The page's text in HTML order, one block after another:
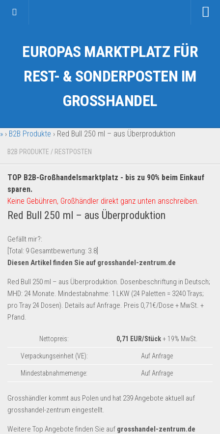
Kategorien
Auto & Motorrad
Fahrzeuge & Transport
Garten & Werkzeug
Geschäft, Büro & Schreibwaren
Geschenkartikel
Handy und Smartphone
Kosmetik & Pflege
Multimedia & Elektro
Münzen
Spielzeug & Games
Schuhe & Accessoires
Wohnen & Einrichten
Restposten-Angebote
Restposten für Privatpersonen
eBay Restposten kaufen
Sonderposten-Angebote
Saison & Eventprodkte
EUROPAS MARKTPLATZ FÜR
REST- & SONDERPOSTEN IM
GROSSHANDEL
» › B2B Produkte › Red Bull 250 ml – aus Überproduktion
B2B PRODUKTE / RESTPOSTEN
TOP B2B-Großhandelsmarktplatz - bis zu 90% beim Einkauf
sparen.
Keine Gebühren, Großhändler direkt ganz unten anschreiben.
Red Bull 250 ml – aus Überproduktion
Gefällt mir?:
[Total: 9 Gesamtbewertung: 3.8
Diesen Artikel finden Sie auf grosshandel-zentrum.de
Red Bull 250 ml – aus Überproduktion. Dosenbeschriftung in Deutsch;
MHD: 24 Monate. Mindestabnahme: 1 LKW (24 Paletten = 3240 Trays;
pro Tray 24 Dosen). Details auf Anfrage. Preis 0,71€/Dose + MwSt. +
Pfand.
Nettopreis: 0,71 EUR/Stück+ 19% MwSt.
Verpackungseinheit (VE): Auf Anfrage
Mindestabnahmemenge: Auf Anfrage
Grosshändler kommt aus Polen und hat 239 Angebote aktuell auf
grosshandel-zentrum eingestellt.
Weitere Top Angebote finden Sie auf grosshandel-zentrum.de